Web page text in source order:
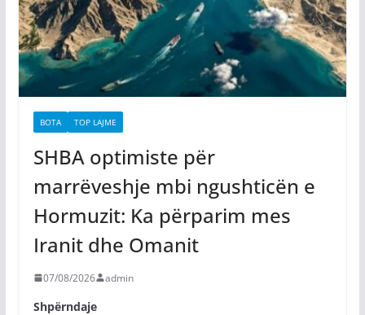
BOTA TOP LAJME
SHBA optimiste për
marrëveshje mbi ngushticën e
Hormuzit: Ka përparim mes
Iranit dhe Omanit
07/08/2026 admin
Shpërndaje